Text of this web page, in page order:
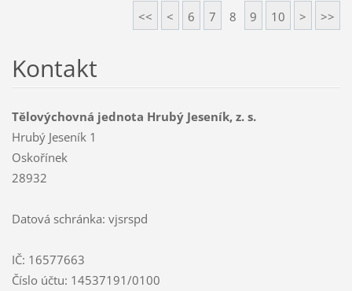
<< < 6 7 8 9 10 > >>
Kontakt
Tělovýchovná jednota Hrubý Jeseník, z. s.
Hrubý Jeseník 1
Oskořínek
28932
Datová schránka: vjsrspd
IČ: 16577663
Číslo účtu: 14537191/0100